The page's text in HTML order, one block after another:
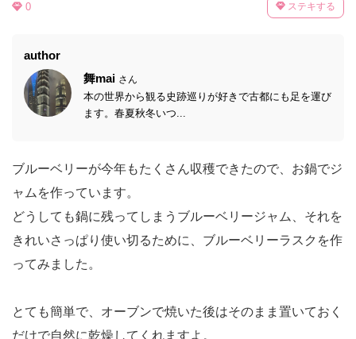
0 ステキする
author
舞mai さん
本の世界から観る史跡巡りが好きで古都にも足を運び
ます。春夏秋冬いつ...
ブルーベリーが今年もたくさん収穫できたので、お鍋でジ
ャムを作っています。
どうしても鍋に残ってしまうブルーベリージャム、それを
きれいさっぱり使い切るために、ブルーベリーラスクを作
ってみました。
とても簡単で、オーブンで焼いた後はそのまま置いておく
だけで自然に乾燥してくれますよ。